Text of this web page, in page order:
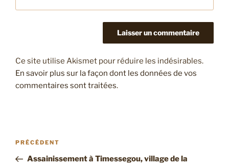
Ce site utilise Akismet pour réduire les indésirables.
En savoir plus sur la façon dont les données de vos
commentaires sont traitées.
Navigation
Article
précédent
PRÉCÉDENT
Assainissement à Timessegou, village de la